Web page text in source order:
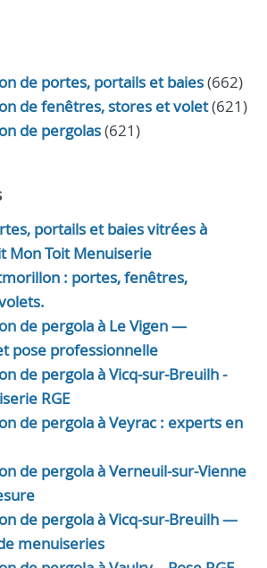
de portes, portails et baies(662)
de fenêtres, stores et volet(621)
de pergolas(621)
portails et baies vitrées à
Mon Toit Menuiserie
: portes, fenêtres,
de pergola à Le Vigen —
pose professionnelle
de pergola à Vicq-sur-Breuilh -
RGE
de pergola à Veyrac : experts en
de pergola à Verneuil-sur-Vienne
de pergola à Vicq-sur-Breuilh —
menuiseries